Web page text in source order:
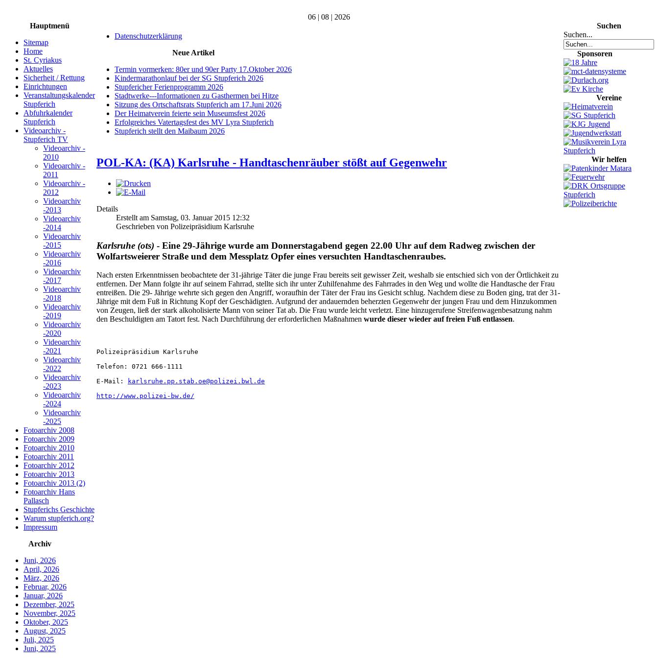
06 | 08 | 2026
Hauptmenü
Sitemap
Home
St. Cyriakus
Aktuelles
Sicherheit / Rettung
Einrichtungen
Veranstaltungskalender
Stupferich
Abfuhrkalender
Stupferich
Videoarchiv -
Stupferich TV
Videoarchiv -
2010
Videoarchiv -
2011
Videoarchiv -
2012
Videoarchiv
-2013
Videoarchiv
-2014
Videoarchiv
-2015
Videoarchiv
-2016
Videoarchiv
-2017
Videoarchiv
-2018
Videoarchiv
-2019
Videoarchiv
-2020
Videoarchiv
-2021
Videoarchiv
-2022
Videoarchiv
-2023
Videoarchiv
-2024
Videoarchiv
-2025
Fotoarchiv 2008
Fotoarchiv 2009
Fotoarchiv 2010
Fotoarchiv 2011
Fotoarchiv 2012
Fotoarchiv 2013
Fotoarchiv 2013 (2)
Fotoarchiv Hans
Pallasch
Stupferichs Geschichte
Warum stupferich.org?
Impressum
Archiv
Juni, 2026
April, 2026
März, 2026
Februar, 2026
Januar, 2026
Dezember, 2025
November, 2025
Oktober, 2025
August, 2025
Juli, 2025
Juni, 2025
Datenschutzerklärung
Neue Artikel
Termin vormerken: 80er und 90er Party 17.Oktober 2026
Kindermarathonlauf bei der SG Stupferich 2026
Stupfericher Ferienprogramm 2026
Stadtwerke---Informationen zu Gasthermen bei Hitze
Sitzung des Ortschaftsrats Stupferich am 17.Juni 2026
Der Heimatverein feierte sein Museumsfest 2026
Erfolgreiches Vatertagsfest des MV Lyra Stupferich
Stupferich stellt den Maibaum 2026
POL-KA: (KA) Karlsruhe - Handtaschenräuber stößt auf Gegenwehr
Details
Erstellt am Samstag, 03. Januar 2015 12:32
Geschrieben von Polizeipräsidium Karlsruhe
Karlsruhe (ots) - Eine 29-Jährige wurde am Donnerstagabend gegen 22.00 Uhr auf dem Radweg zwischen der
Wolfartsweierer Straße und dem Messplatz Opfer eines versuchten Handtaschenraubes.
Nach ersten Erkenntnissen beobachtete der 31-jährige Täter die junge Frau bereits seit gewisser Zeit, weshalb sie entschied sich von der Örtlichkeit zu
entfernen. Der Mann folgte ihr auf seinem Fahrrad, stellte sich ihr unter Zuhilfenahme des Fahrrades in den Weg und wollte die Handtasche der Frau
entreißen. Die 29- Jährige wehrte sich gegen den Angriff, woraufhin der Täter der Frau ins Gesicht schlug. Nachdem diese zu Boden ging, trat der 31-
Jährige mit dem Fuß in Richtung Kopf der Geschädigten. Aufgrund der andauernden beherzten Gegenwehr der jungen Frau und dem Hinzukommen
von Zeugen, ließ der stark alkoholisierte Mann von seiner Tat ab. Die Frau wurde leicht verletzt. Eine hinzugerufene Streifenwagenbesatzung nahm
den Beschuldigten am Tatort fest. Nach Durchführung der erforderlichen Maßnahmen wurde dieser wieder auf freien Fuß entlassen.
Polizeipräsidium Karlsruhe
Telefon: 0721 666-1111
E-Mail:
karlsruhe.pp.stab.oe@polizei.bwl.de
http://www.polizei-bw.de/
Suchen
Suchen...
Sponsoren
Vereine
Wir helfen